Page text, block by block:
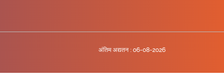
अंतिम अद्यतन : 06-08-2026